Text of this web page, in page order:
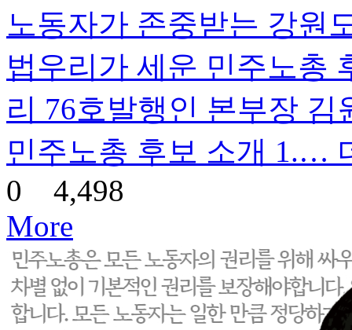
노동자가 존중받는 강원
법우리가 세운 민주노총
리 76호발행인 본부장 김
민주노총 후보 소개 1.…
0 4,498
More